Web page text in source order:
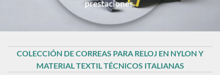
prestaciones.
COLECCIÓN DE CORREAS PARA RELOJ EN NYLON Y
MATERIAL TEXTIL TÉCNICOS ITALIANAS